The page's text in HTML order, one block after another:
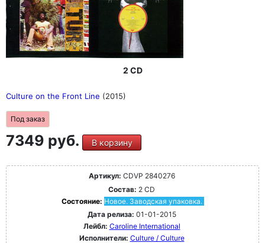
2 CD
Culture on the Front Line (2015)
Под заказ
7349 руб. В корзину
Артикул: CDVP 2840276
Состав: 2 CD
Состояние: Новое. Заводская упаковка.
Дата релиза: 01-01-2015
Лейбл: Caroline International
Исполнители: Culture / Culture